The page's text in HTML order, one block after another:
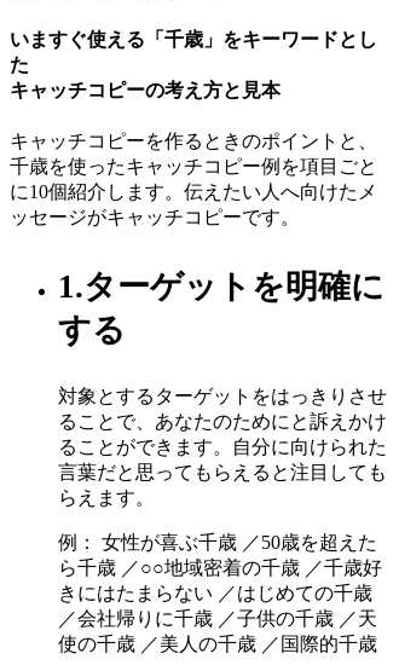
いますぐ使える「千歳」をキーワードとし
た
キャッチコピーの考え方と見本
キャッチコピーを作るときのポイントと、
千歳を使ったキャッチコピー例を項目ごと
に10個紹介します。伝えたい人へ向けたメ
ッセージがキャッチコピーです。
1.ターゲットを明確に
する
対象とするターゲットをはっきりさせ
ることで、あなたのためにと訴えかけ
ることができます。自分に向けられた
言葉だと思ってもらえると注目しても
らえます。
例： 女性が喜ぶ千歳 ／50歳を超えた
ら千歳 ／○○地域密着の千歳 ／千歳好
きにはたまらない ／はじめての千歳
／会社帰りに千歳 ／子供の千歳 ／天
使の千歳 ／美人の千歳 ／国際的千歳